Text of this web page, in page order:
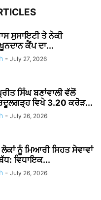
ਸੁਸਾਇਟੀ ਤੇ ਨੇਕੀ
ਕੈਂਪ ਦਾ...
- July 27, 2026
ਸਿੰਘ ਬਣਾਂਵਾਲੀ ਵੱਲੋਂ
ਵਿਖੇ 3.20 ਕਰੋੜ...
- July 26, 2026
ਨੂੰ ਮਿਆਰੀ ਸਿਹਤ ਸੇਵਾਵਾਂ
ਵਿਧਾਇਕ...
- July 26, 2026